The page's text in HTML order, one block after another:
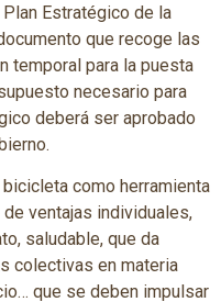
Estratégico de la
que recoge las
temporal para la puesta
necesario para
deberá ser aprobado
como herramienta
ventajas individuales,
saludable, que da
colectivas en materia
que se deben impulsar